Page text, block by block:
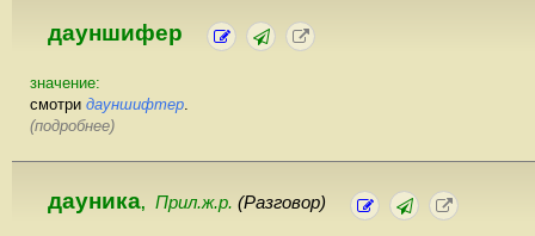
дауншифер
значение:
смотри дауншифтер.
(подробнее)
дауника, Прил.ж.р. (Разговор)